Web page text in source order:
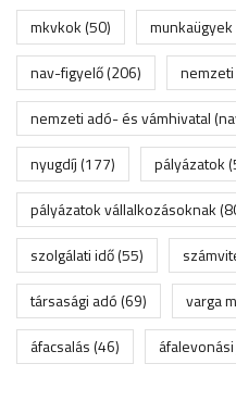
mkvkok(50) munkaügyek
nav-figyelő(206)
nemzeti adó- és vámhivatal
nyugdíj(177) pályázatok
pályázatok vállalkozásoknak
szolgálati idő(55)
társasági adó(69) varga
áfacsalás(46)